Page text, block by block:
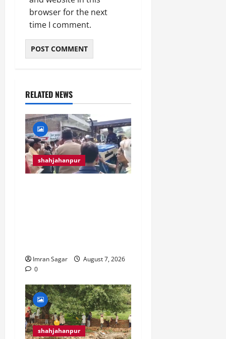
browser for the next
time I comment.
RELATED NEWS
shahjahanpur
Imran Sagar
August 7, 2026
0
shahjahanpur